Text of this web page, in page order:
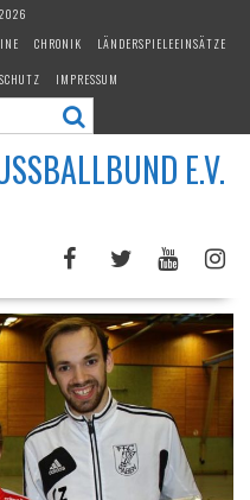
CHRONIK
LÄNDERSPIELEEINSÄTZE
IMPRESSUM
E.V.